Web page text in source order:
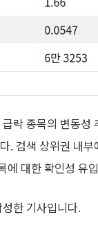
락 종목의 변동성
검색 상위권 내
대한 확인성 유
한 기사입니다.